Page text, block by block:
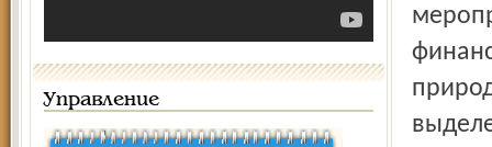
Управление